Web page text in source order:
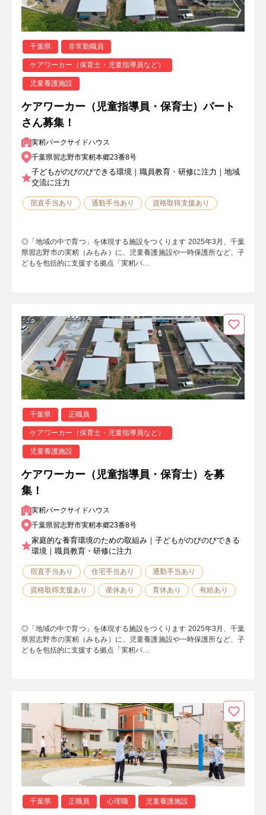
千葉県 非常勤職員
ケアワーカー（保育士・児童指導員など）
児童養護施設
ケアワーカー（児童指導員・保育士）パート
さん募集！
実籾パークサイドハウス
千葉県習志野市実籾本郷23番8号
子どもがのびのびできる環境｜職員教育・研修に注力｜地域
交流に注力
宿直手当あり 通勤手当あり 資格取得支援あり
◎「地域の中で育つ」を体現する施設をつくります 2025年3⽉、千葉
県習志野市の実籾（みもみ）に、児童養護施設や一時保護所など、子
どもを包括的に支援する拠点「実籾パ…
千葉県 正職員
ケアワーカー（保育士・児童指導員など）
児童養護施設
ケアワーカー（児童指導員・保育士）を募
集！
実籾パークサイドハウス
千葉県習志野市実籾本郷23番8号
家庭的な養育環境のための取組み｜子どもがのびのびできる
環境｜職員教育・研修に注力
宿直手当あり 住宅手当あり 通勤手当あり
資格取得支援あり 産休あり 育休あり 有給あり
◎「地域の中で育つ」を体現する施設をつくります 2025年3⽉、千葉
県習志野市の実籾（みもみ）に、児童養護施設や一時保護所など、子
どもを包括的に支援する拠点「実籾パ…
千葉県 正職員 心理職 児童養護施設